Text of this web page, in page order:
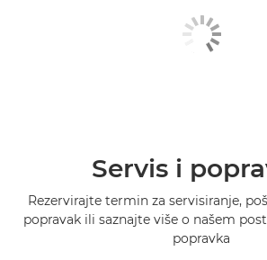
Servis i
Rezervirajte termin za servisiranje,
popravak ili saznajte više o našem
popravka